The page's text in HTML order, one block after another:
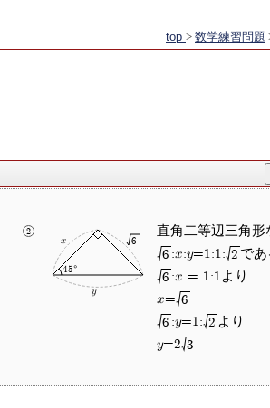
top > 数学練習問題
45°
x
y
6
直角二等辺三角形
6 :x:y=1:1: 2 であ
6 :x = 1:1より
x= 6
6 :y=1: 2 より
y=2 3